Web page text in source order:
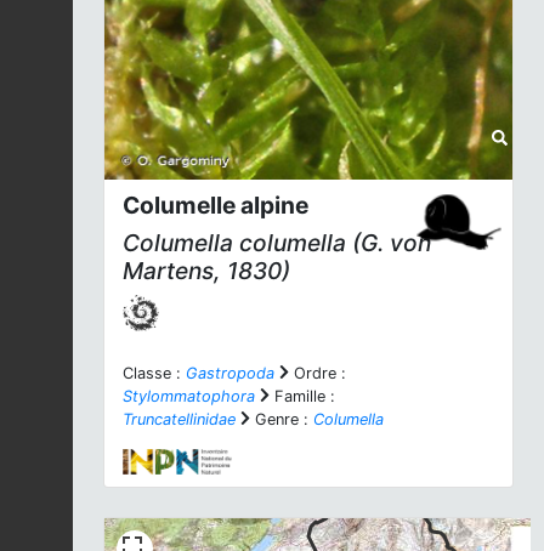
Columelle alpine
Columella columella (G. von
Martens, 1830)
Classe : Gastropoda
Ordre :
Stylommatophora
Famille :
Truncatellinidae
Genre : Columella